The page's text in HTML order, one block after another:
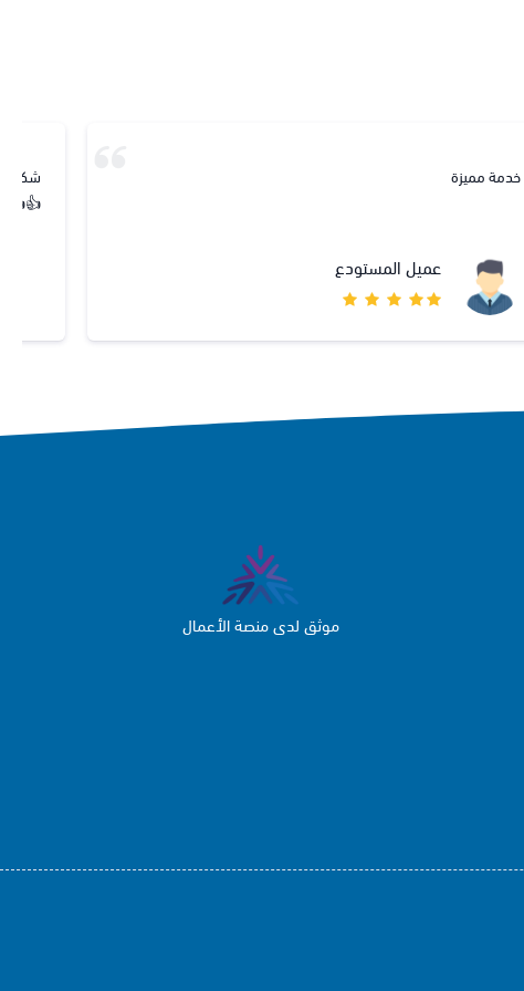
شكرآ من القلب تعامل جميل جدا وتجاوب عن طريق الواتس سريع جدا...
ابووليد
موثق لدى منصة الأعمال